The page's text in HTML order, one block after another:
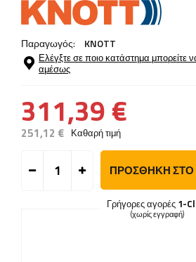
Παραγωγός: KNOTT
Ελέγξτε σε ποιο κατάστημα μπορείτε
αμέσως
311,39 €
251,12 € Καθαρή τιμή
ΠΡΟΣΘΉΚΗ ΣΤΟ
Γρήγορες αγορές 1-
(χωρίς εγγραφή)